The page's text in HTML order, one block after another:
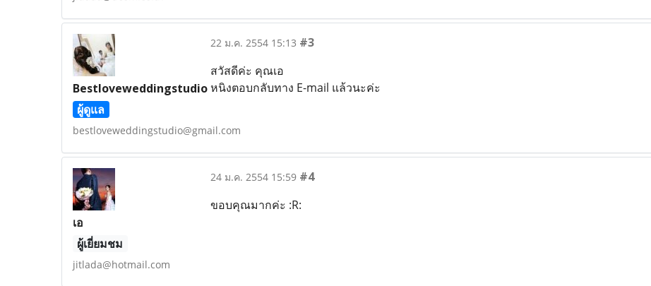
Bestloveweddingstudio
ผู้ดูแล
bestloveweddingstudio@gmail.com
22 ม.ค. 2554 15:13 #3
สวัสดีค่ะ คุณเอ
หนิงตอบกลับทาง E-mail แล้วนะค่ะ
เอ
ผู้เยี่ยมชม
jitlada@hotmail.com
24 ม.ค. 2554 15:59 #4
ขอบคุณมากค่ะ :R: